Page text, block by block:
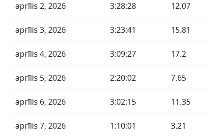
aprīlis 2, 2026 3:28:28 12.07
aprīlis 3, 2026 3:23:41 15.81
aprīlis 4, 2026 3:09:27 17.2
aprīlis 5, 2026 2:20:02 7.65
aprīlis 6, 2026 3:02:15 11.35
aprīlis 7, 2026 1:10:01 3.21